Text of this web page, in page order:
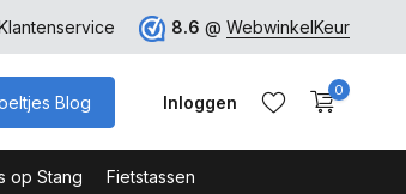
8.6 @ WebwinkelKeur
Blog Inloggen
0
op Stang Fietstassen